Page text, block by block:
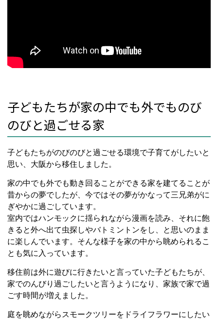
子どもたちが家の中でも外でものび
のびと過ごせる家
子どもたちがのびのびと過ごせる環境で子育てがしたいと
思い、大阪から移住しました。
家の中でも外でも動き回ることができる家を建てることが
昔からの夢でしたが、今ではその夢がかなって三兄弟がに
ぎやかに過ごしています。
室内ではハンモックに揺られながら漫画を読み、それに飽
きると外へ出て虫探しやバトミントンをし、と思いのまま
に楽しんでいます。そんな様子を家の中から眺められるこ
とも気に入っています。
移住前は外に遊びに行きたいと言っていた子どもたちが、
家でのんびり過ごしたいと言うようになり、家族で家で過
ごす時間が増えました。
庭を眺めながらスモークツリーをドライフラワーにしたい